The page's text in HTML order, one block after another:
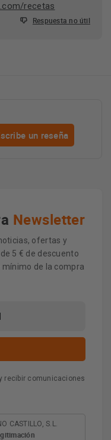
recetas
Respuesta no útil
un reseña
Newsletter
ofertas y
5 € de descuento
de la compra
recibir comunicaciones
CASTILLO, S.L.